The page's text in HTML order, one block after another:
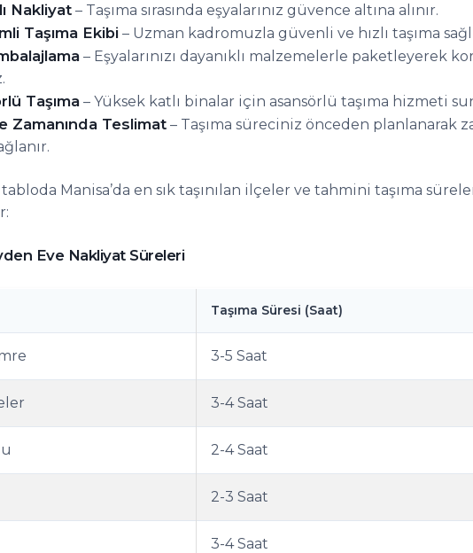
Nakliyat – Taşıma sırasında eşyalarınız güvence altına alınır.
Taşıma Ekibi – Uzman kadromuzla güvenli ve hızlı taşıma
– Eşyalarınızı dayanıklı malzemelerle paketleyerek
Taşıma – Yüksek katlı binalar için asansörlü taşıma hizmeti
Zamanında Teslimat – Taşıma süreciniz önceden planlanarak
Manisa’da en sık taşınılan ilçeler ve tahmini taşıma
Eve Nakliyat Süreleri
Taşıma Süresi (Saat)
3-5 Saat
3-4 Saat
2-4 Saat
2-3 Saat
3-4 Saat